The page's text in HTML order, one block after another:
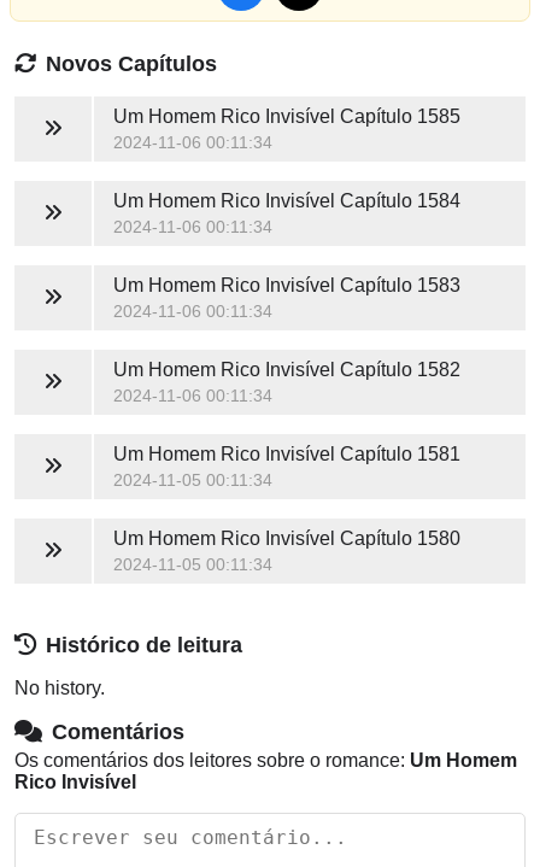
Novos Capítulos
Um Homem Rico Invisível Capítulo 1585
2024-11-06 00:11:34
Um Homem Rico Invisível Capítulo 1584
2024-11-06 00:11:34
Um Homem Rico Invisível Capítulo 1583
2024-11-06 00:11:34
Um Homem Rico Invisível Capítulo 1582
2024-11-06 00:11:34
Um Homem Rico Invisível Capítulo 1581
2024-11-05 00:11:34
Um Homem Rico Invisível Capítulo 1580
2024-11-05 00:11:34
Histórico de leitura
No history.
Comentários
Os comentários dos leitores sobre o romance: Um Homem
Rico Invisível